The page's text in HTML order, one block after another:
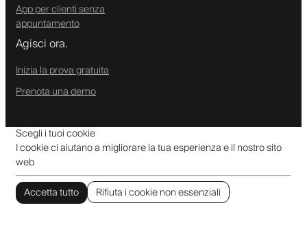
App per clienti senza
appuntamento
Agisci ora.
Inizia la prova gratuita
Prenota una demo
Scegli i tuoi cookie
I cookie ci aiutano a migliorare la tua esperienza e il nostro sito
web
Accetta tutto
Rifiuta i cookie non essenziali